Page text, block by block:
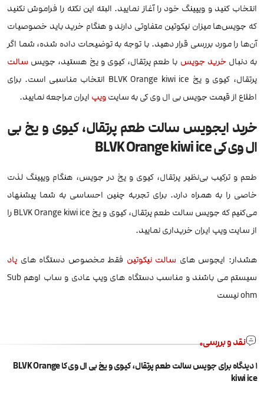
انتخاب کنید و ویپینگ خود را آغاز نمایید. البته این نکته را فراموش نکنید
که جویس‌ها میزان نیکوتین متفاوتی دارند و هنگام خرید باید خصوصیات
آن‌ها را مورد بررسی قرار دهید. با توجه به توضیحات داده شده، شما اگر
به دنبال خرید جویس با طعم پرتقال، کیوی و یخ هستید، جویس سالت
پرتقال، کیوی و یخ BLVK Orange kiwi ice انتخاب مناسبی است. برای
اطلاع از قیمت جویس بی ال وی کی به سایتویپ ایران مراجعه نمایید.
خرید ایجویس سالت طعم پرتقال، کیوی و یخ بی
ال وی کی BLVK Orange kiwi ice
طعم و ترکیب بی‌نظیر پرتقال، کیوی و یخ در جویس، هنگام ویپینگ لذت
خاصی را به همراه دارد. برای تجربه چنین احساسی به شما پیشنهاد
می‌کنیم که جویس سالت طعم پرتقال، کیوی و یخ BLVK Orange kiwi ice را
از سایت ویپ ایران خریداری نمایید.
هشدار: ایجوس های سالت نیکوتین فقط مخصوص دستگاه های پاد
سیستم می باشند و مناسب دستگاه های ویپ عادی و ساب اوهم Sub
ohm نیست
نقد و بررسی
1 دیدگاه برای
جویس سالت طعم پرتقال، کیوی و یخ بی ال وی کا BLVK Orange
kiwi ice